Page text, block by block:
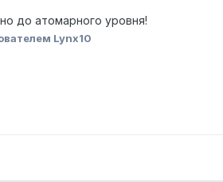
до атомарного уровня!
Lynx10